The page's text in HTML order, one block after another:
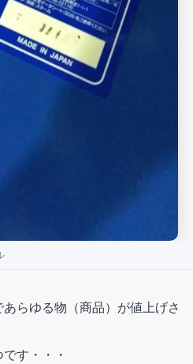
らゆる物（商品）が値上げさ
す・・・